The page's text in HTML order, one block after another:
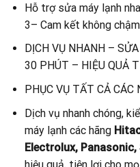
Hỗ trợ sửa máy lạnh
3– Cam kết không
DỊCH VỤ NHANH –
30 PHÚT – HIỆU QUẢ
PHỤC VỤ TẤT CẢ CÁC
Dịch vụ nhanh chóng,
máy lạnh các hãng
Electrolux, Panasonic,
hiệu quả, tiện lợi cho